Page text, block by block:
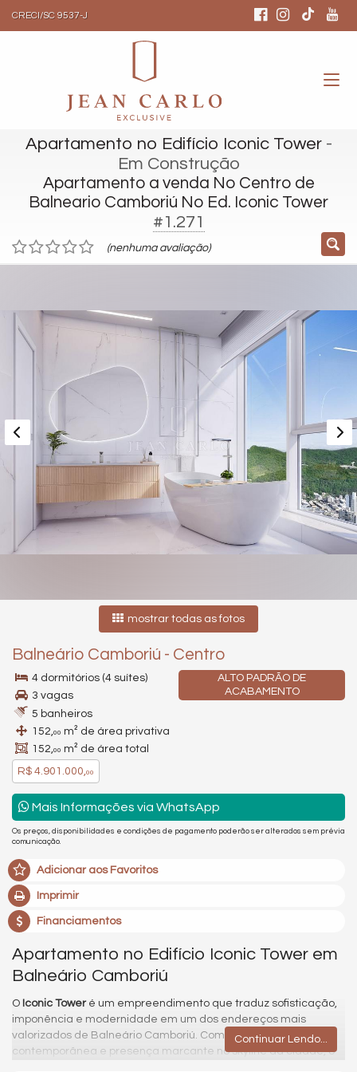
CRECI/SC 9537-J
Apartamento no Edifício Iconic Tower-
Em Construção
Apartamento a venda No Centro de
Balneario Camboriú No Ed. Iconic Tower
#1.271
(nenhuma avaliação)
mostrar todas as fotos
Balneário Camboriú - Centro
ALTO PADRÃO DE
ACABAMENTO
4 dormitórios (4 suítes)
3 vagas
5 banheiros
152,00 m² de área privativa
152,00 m² de área total
R$ 4.901.000,00
Mais Informações via WhatsApp
Os preços, disponibilidades e condições de pagamento poderão ser alterados sem prévia
comunicação.
Adicionar aos Favoritos
Imprimir
Financiamentos
Apartamento no Edifício Iconic Tower em
Balneário Camboriú
O Iconic Toweré um empreendimento que traduz sofisticação,
imponência e modernidade em um dos endereços mais
valorizados de Balneário Camboriú. Com arquitetura
contemporânea e presença marcante no skyline da cidade, o
Continuar Lendo...